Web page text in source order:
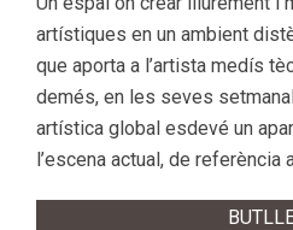
artístiques en un ambient
que aporta a l’artista medís
demés, en les seves
artística global esdevé un
l’escena actual, de referència